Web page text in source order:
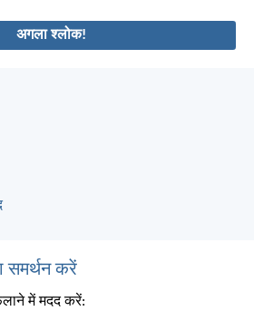
अगला श्लोक!
समर्थन करें
में मदद करें: